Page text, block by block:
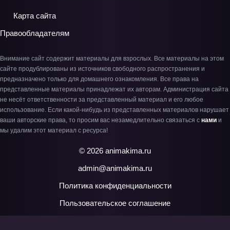
Карта сайта
Правообладателям
Внимание сайт содержит материалы для взрослых. Все материалы на этом
сайте продублированы из источников свободного распространения и
предназначено только для домашнего ознакомления. Все права на
представленные материалы принадлежат их авторам. Администрация сайта
не несёт ответственности за представленный материал и его любое
использование. Если какой-нибудь из представленных материалов нарушает
ваши авторские права, то просим вас незамедлительно связаться с нами и
мы удалим этот материал с ресурса!
© 2026 animakima.ru
admin@animakima.ru
Политика конфиденциальности
Пользовательское соглашение